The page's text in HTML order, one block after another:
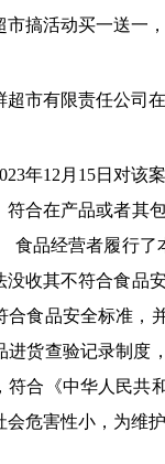
市搞活动买一送一
超市有限责任公司
年12月15日对该
符合在产品或者其
品经营者履行了
没收其不符合食品
食品安全标准，
进货查验记录制度
符合《中华人民共
危害性小，为维